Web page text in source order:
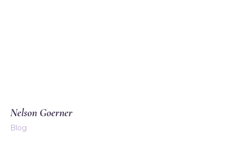
Nelson Goerner
Blog